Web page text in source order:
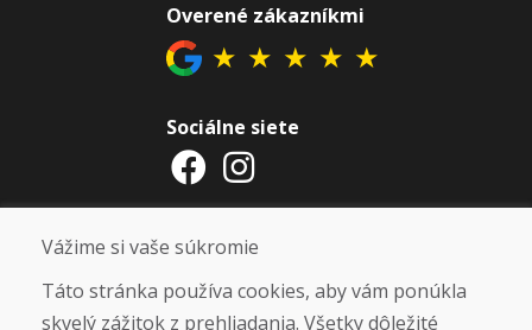
Overené zákazníkmi
★ ★ ★ ★ ★
Sociálne siete
Otváracie hodiny
UKONČENÁ. ĎAKUJEME VÁM ZA
Vážime si vaše súkromie
Táto stránka používa cookies, aby vám ponúkla
skvelý zážitok z prehliadania. Všetky dôležité